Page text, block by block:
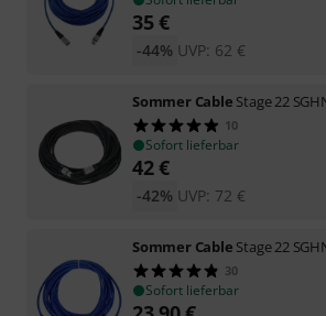
35€
UVP: 62 €
-44%
Sommer Cable Stage 22
10
Sofort lieferbar
42€
UVP: 72 €
-42%
Sommer Cable Stage 22
30
Sofort lieferbar